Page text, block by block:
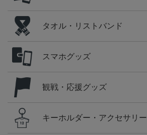
タオル・リストバンド
スマホグッズ
観戦・応援グッズ
キーホルダー・アクセサリー